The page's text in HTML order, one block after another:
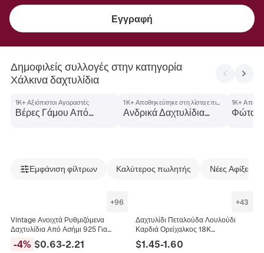
Εγγραφή
Δημοφιλείς συλλογές στην κατηγορία
Χάλκινα δαχτυλίδια
1K+ Αξιόπιστοι Αγοραστές
Βέρες Γάμου Από
1K+ Αποθηκεύτηκε στη λίστα επιθυμιών
Ανδρικά Δαχτυλίδια
Φώτα
Εμφάνιση φίλτρων Καλύτερος πωλητής Νέες Αφίξεις
+96
Vintage Ανοιχτά Ρυθμιζόμενα
Δαχτυλίδια Από Ασήμι 925 Για
Γυναίκες Μινιμαλιστικό Ρετρό Κομψό
Κόσμημα Δώρο
-4% $0.63-2.21
+43
Δαχτυλίδι Πεταλούδα Λουλούδι
Καρδιά Ορείχαλκος 18K
Επιχρυσωμένο Ζιργκόν Ρυθμιζόμενο
Ανοιχτό Δαχτυλίδι Γυναίκα
$1.45-1.60